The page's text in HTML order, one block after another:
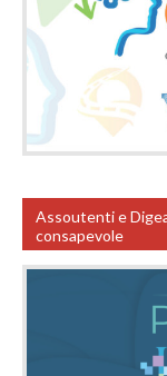
Assoutenti e
consapevole